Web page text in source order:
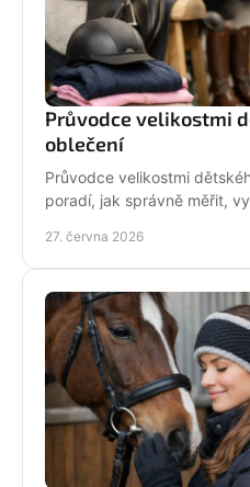
Průvodce velikostmi
oblečení
Průvodce velikostmi
poradí, jak správně měřit,
27. června 2026